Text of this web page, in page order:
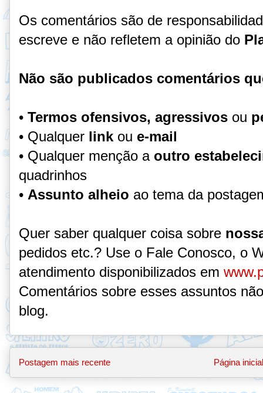
Os comentários são de
escreve e não refletem a opinião do
Não são publicados comentários
• Termos ofensivos, agressivos ou
• Qualquer link ou e-mail
• Qualquer menção a outro
quadrinhos
• Assunto alheio ao tema da
Quer saber qualquer coisa sobre
pedidos etc.? Use o Fale Conosco, o
atendimento disponibilizados em
Comentários sobre esses assuntos
blog.
Postagem mais recente Página inicial